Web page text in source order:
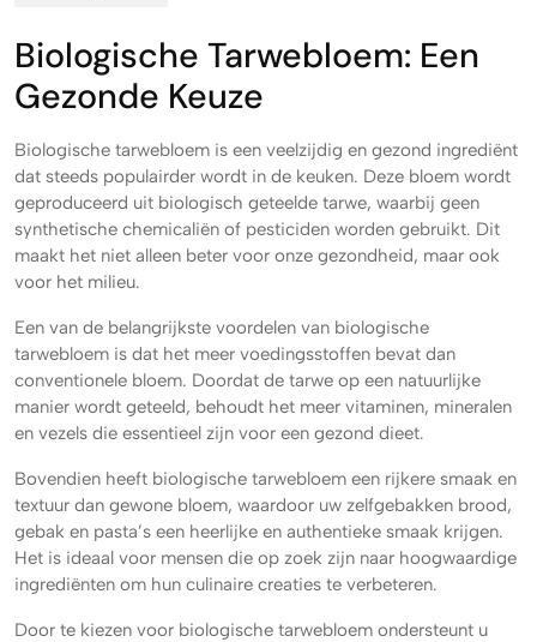
Biologische Tarwebloem: Een
Gezonde Keuze
Biologische tarwebloem is een veelzijdig en gezond ingrediënt
dat steeds populairder wordt in de keuken. Deze bloem wordt
geproduceerd uit biologisch geteelde tarwe, waarbij geen
synthetische chemicaliën of pesticiden worden gebruikt. Dit
maakt het niet alleen beter voor onze gezondheid, maar ook
voor het milieu.
Een van de belangrijkste voordelen van biologische
tarwebloem is dat het meer voedingsstoffen bevat dan
conventionele bloem. Doordat de tarwe op een natuurlijke
manier wordt geteeld, behoudt het meer vitaminen, mineralen
en vezels die essentieel zijn voor een gezond dieet.
Bovendien heeft biologische tarwebloem een rijkere smaak en
textuur dan gewone bloem, waardoor uw zelfgebakken brood,
gebak en pasta’s een heerlijke en authentieke smaak krijgen.
Het is ideaal voor mensen die op zoek zijn naar hoogwaardige
ingrediënten om hun culinaire creaties te verbeteren.
Door te kiezen voor biologische tarwebloem ondersteunt u